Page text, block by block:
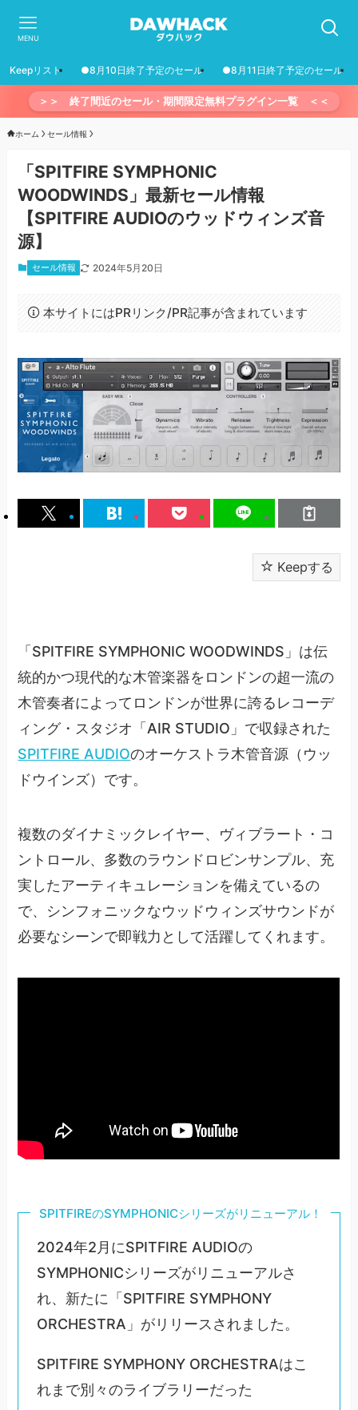
MENU
Keepリスト ●8月10日終了予定のセール ●8月11日終了予定のセール
＞＞ 終了間近のセール・期間限定無料プラグイン一覧 ＜＜
ホーム セール情報
「SPITFIRE SYMPHONIC
WOODWINDS」最新セール情報
【SPITFIRE AUDIOのウッドウィンズ音
源】
セール情報 2024年5月20日
本サイトにはPRリンク/PR記事が含まれています
Keepする
「SPITFIRE SYMPHONIC WOODWINDS」は伝
統的かつ現代的な木管楽器をロンドンの超一流の
木管奏者によってロンドンが世界に誇るレコーデ
ィング・スタジオ「AIR STUDIO」で収録された
SPITFIRE AUDIOのオーケストラ木管音源（ウッ
ドウインズ）です。
複数のダイナミックレイヤー、ヴィブラート・コ
ントロール、多数のラウンドロビンサンプル、充
実したアーティキュレーションを備えているの
で、シンフォニックなウッドウィンズサウンドが
必要なシーンで即戦力として活躍してくれます。
SPITFIREのSYMPHONICシリーズがリニューアル！
2024年2月にSPITFIRE AUDIOの
SYMPHONICシリーズがリニューアルさ
れ、新たに「SPITFIRE SYMPHONY
ORCHESTRA」がリリースされました。
SPITFIRE SYMPHONY ORCHESTRAはこ
れまで別々のライブラリーだった